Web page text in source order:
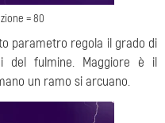
= 80
parametro regola il grado di
del fulmine. Maggiore è il
un ramo si arcuano.